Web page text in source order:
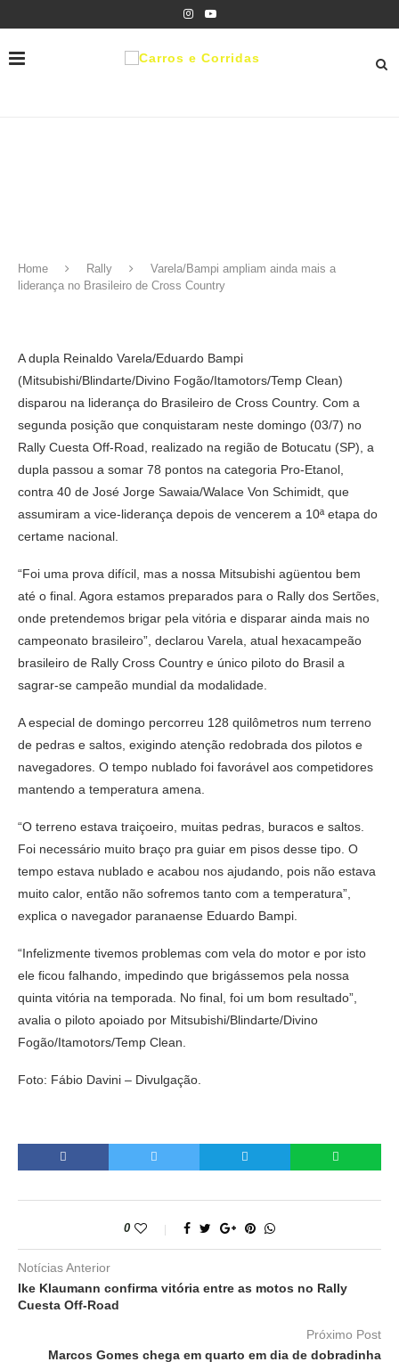
Home Rally
Varela/Bampi ampliam ainda mais a
liderança no Brasileiro de Cross Country
A dupla Reinaldo Varela/Eduardo Bampi
(Mitsubishi/Blindarte/Divino Fogão/Itamotors/Temp Clean)
disparou na liderança do Brasileiro de Cross Country. Com a
segunda posição que conquistaram neste domingo (03/7) no
Rally Cuesta Off-Road, realizado na região de Botucatu (SP), a
dupla passou a somar 78 pontos na categoria Pro-Etanol,
contra 40 de José Jorge Sawaia/Walace Von Schimidt, que
assumiram a vice-liderança depois de vencerem a 10ª etapa do
certame nacional.
“Foi uma prova difícil, mas a nossa Mitsubishi agüentou bem
até o final. Agora estamos preparados para o Rally dos Sertões,
onde pretendemos brigar pela vitória e disparar ainda mais no
campeonato brasileiro”, declarou Varela, atual hexacampeão
brasileiro de Rally Cross Country e único piloto do Brasil a
sagrar-se campeão mundial da modalidade.
A especial de domingo percorreu 128 quilômetros num terreno
de pedras e saltos, exigindo atenção redobrada dos pilotos e
navegadores. O tempo nublado foi favorável aos competidores
mantendo a temperatura amena.
“O terreno estava traiçoeiro, muitas pedras, buracos e saltos.
Foi necessário muito braço pra guiar em pisos desse tipo. O
tempo estava nublado e acabou nos ajudando, pois não estava
muito calor, então não sofremos tanto com a temperatura”,
explica o navegador paranaense Eduardo Bampi.
“Infelizmente tivemos problemas com vela do motor e por isto
ele ficou falhando, impedindo que brigássemos pela nossa
quinta vitória na temporada. No final, foi um bom resultado”,
avalia o piloto apoiado por Mitsubishi/Blindarte/Divino
Fogão/Itamotors/Temp Clean.
Foto: Fábio Davini – Divulgação.
0
Notícias Anterior
Ike Klaumann confirma vitória entre as motos no Rally
Cuesta Off-Road
Próximo Post
Marcos Gomes chega em quarto em dia de dobradinha